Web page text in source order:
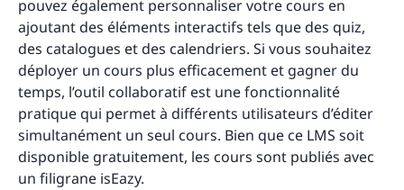
pouvez également personnaliser votre cours en
ajoutant des éléments interactifs tels que des quiz,
des catalogues et des calendriers. Si vous souhaitez
déployer un cours plus efficacement et gagner du
temps, l’outil collaboratif est une fonctionnalité
pratique qui permet à différents utilisateurs d’éditer
simultanément un seul cours. Bien que ce LMS soit
disponible gratuitement, les cours sont publiés avec
un filigrane isEazy.